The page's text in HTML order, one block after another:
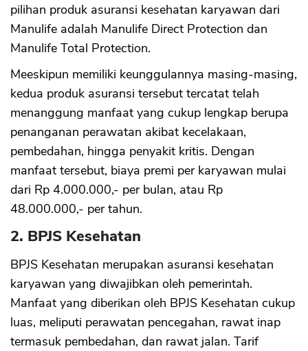
pilihan produk asuransi kesehatan karyawan dari
Manulife adalah Manulife Direct Protection dan
Manulife Total Protection.
Meeskipun memiliki keunggulannya masing-masing,
kedua produk asuransi tersebut tercatat telah
menanggung manfaat yang cukup lengkap berupa
penanganan perawatan akibat kecelakaan,
pembedahan, hingga penyakit kritis. Dengan
manfaat tersebut, biaya premi per karyawan mulai
dari Rp 4.000.000,- per bulan, atau Rp
48.000.000,- per tahun.
2. BPJS Kesehatan
BPJS Kesehatan merupakan asuransi kesehatan
karyawan yang diwajibkan oleh pemerintah.
Manfaat yang diberikan oleh BPJS Kesehatan cukup
luas, meliputi perawatan pencegahan, rawat inap
termasuk pembedahan, dan rawat jalan. Tarif